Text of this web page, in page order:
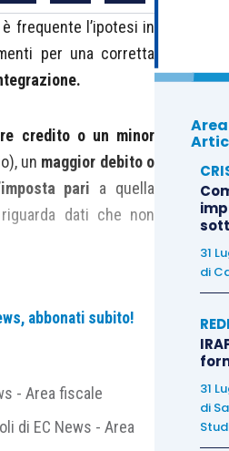
è frequente l’ipotesi in
per una corretta
credito o un minor
un maggior debito o
pari a quella
dati che non
errori sono alquanto
debito o un’imposta
abbonati subito!
- Area fiscale
di EC News - Area
31
di
31
di